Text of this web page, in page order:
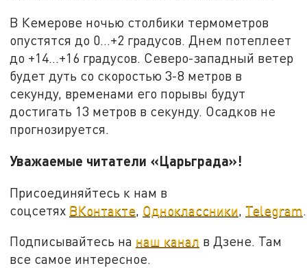
В Кемерове ночью столбики термометров
опустятся до 0…+2 градусов. Днем потеплеет
до +14…+16 градусов. Северо-западный ветер
будет дуть со скоростью 3-8 метров в
секунду, временами его порывы будут
достигать 13 метров в секунду. Осадков не
прогнозируется.
Уважаемые читатели «Царьграда»!
Присоединяйтесь к нам в
соцсетях ВКонтакте Одноклассники Telegram
Подписывайтесь на наш канал в Дзене. Там
все самое интересное.